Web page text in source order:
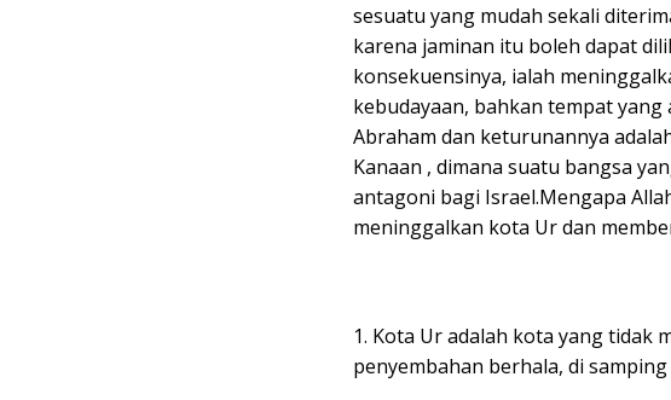
sesuatu yang mudah sekali
karena jaminan itu boleh dapat
konsekuensinya, ialah
kebudayaan, bahkan tempat
Abraham dan keturunannya
Kanaan , dimana suatu bangsa
antagoni bagi Israel.Mengapa
meninggalkan kota Ur dan
1. Kota Ur adalah kota yang tidak
penyembahan berhala, di